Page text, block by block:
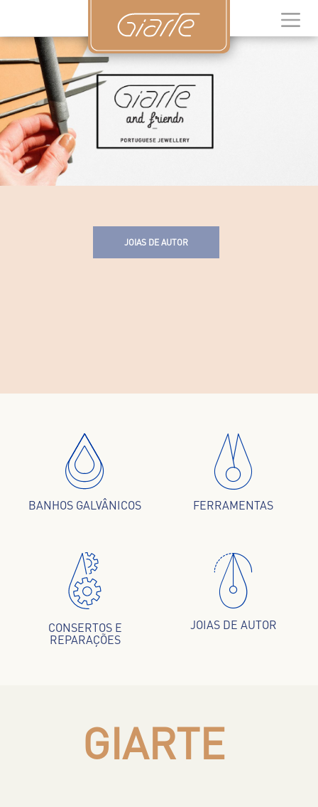
JOIAS DE AUTOR
BANHOS GALVÂNICOS FERRAMENTAS
CONSERTOS E
REPARAÇÕES
JOIAS DE AUTOR
GIARTE